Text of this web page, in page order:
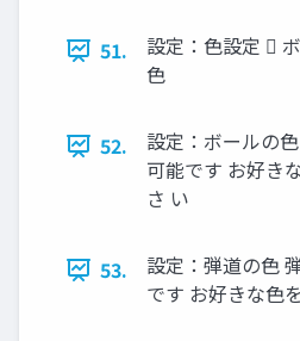
51.
設定：色設定 
色
52.
設定：ボールの
可能です お好き
さ い
53.
設定：弾道の色
です お好きな色